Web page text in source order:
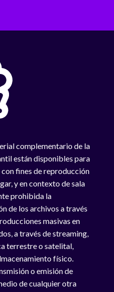
complementario de la
están disponibles para
fines de reproducción
y en contexto de sala
prohibida la
de los archivos a través
masivas en
a través de streaming,
terrestre o satelital,
físico.
o emisión de
de cualquier otra